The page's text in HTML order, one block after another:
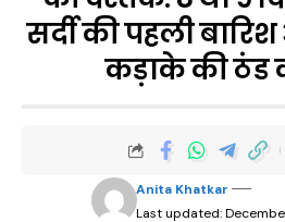
सर्दी की पहली
कड़ाके की ठंड
Last updated:
Anita Khatkar